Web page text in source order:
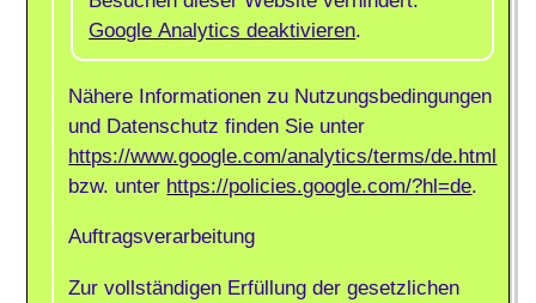
Google Analytics deaktivieren.
Nähere Informationen zu Nutzungsbedingungen
und Datenschutz finden Sie unter
https://www.google.com/analytics/terms/de.html
bzw. unter https://policies.google.com/?hl=de.
Auftragsverarbeitung
Zur vollständigen Erfüllung der gesetzlichen